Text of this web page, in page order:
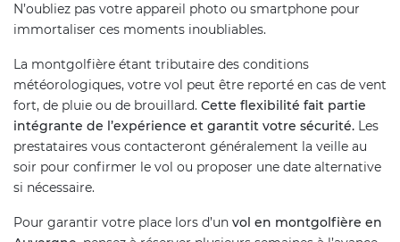
N’oubliez pas votre appareil photo ou smartphone pour
immortaliser ces moments inoubliables.
La montgolfière étant tributaire des conditions
météorologiques, votre vol peut être reporté en cas de vent
fort, de pluie ou de brouillard. Cette flexibilité fait partie
intégrante de l’expérience et garantit votre sécurité. Les
prestataires vous contacteront généralement la veille au
soir pour confirmer le vol ou proposer une date alternative
si nécessaire.
Pour garantir votre place lors d’un vol en montgolfière en